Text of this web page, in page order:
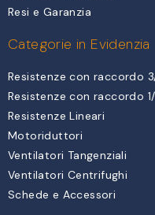
Resi e Garanzia
Categorie in Evidenzia
Resistenze con raccordo
Resistenze con raccordo
Resistenze Lineari
Motoriduttori
Ventilatori Tangenziali
Ventilatori Centrifughi
Schede e Accessori